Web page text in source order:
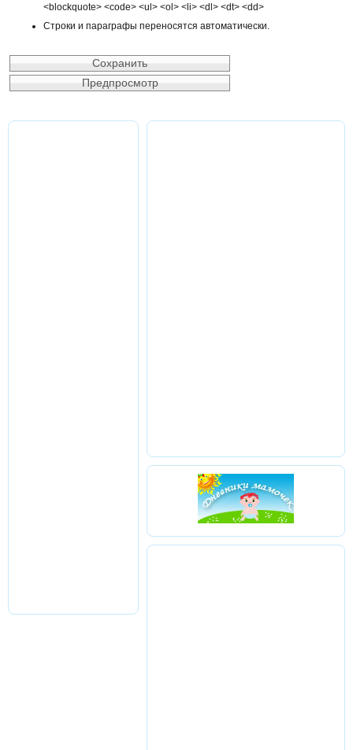
<blockquote> <code> <ul> <ol> <li> <dl> <dt> <dd>
Строки и параграфы переносятся автоматически.